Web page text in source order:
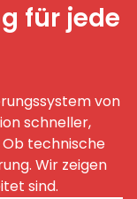
für jede
von
schneller,
technische
Wir zeigen
sind.